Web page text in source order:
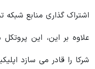
اشتراک گذاری منابع
علاوه بر این، این